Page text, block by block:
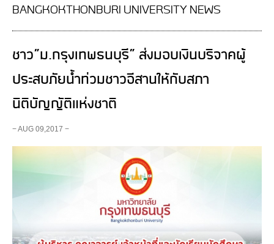
BANGKOKTHONBURI UNIVERSITY NEWS
ชาว”ม.กรุงเทพธนบุรี” ส่งมอบเงินบริจาคผู้
ประสบภัยน้ำท่วมชาวอีสานให้กับสภา
นิติบัญญัติแห่งชาติ
− AUG 09,2017 −